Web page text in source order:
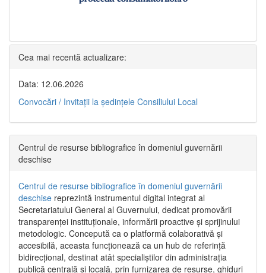
Cea mai recentă actualizare:
Data: 12.06.2026
Convocări / Invitaţii la şedinţele Consiliului Local
Centrul de resurse bibliografice în domeniul guvernării
deschise
Centrul de resurse bibliografice în domeniul guvernării
deschise reprezintă instrumentul digital integrat al
Secretariatului General al Guvernului, dedicat promovării
transparenței instituționale, informării proactive și sprijinului
metodologic. Concepută ca o platformă colaborativă și
accesibilă, aceasta funcționează ca un hub de referință
bidirecțional, destinat atât specialiștilor din administrația
publică centrală și locală, prin furnizarea de resurse, ghiduri